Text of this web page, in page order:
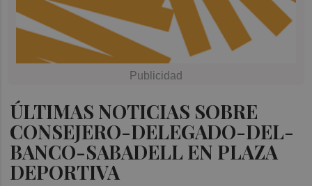
ÚLTIMAS NOTICIAS SOBRE
CONSEJERO-DELEGADO-DEL-
BANCO-SABADELL EN PLAZA
DEPORTIVA